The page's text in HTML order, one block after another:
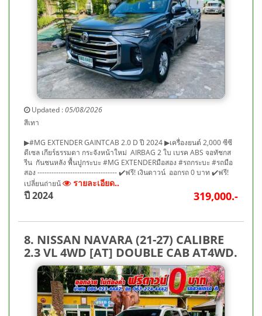
Updated :05/08/2026
สีเทา
▶#MG EXTENDER GAINTCAB 2.0 D ปี 2024 ▶เครื่องยนต์ 2,000 ซีซี
ดีเซล เกียร์ธรรมดา กระจังหน้าใหม่ AIRBAG 2 ใบ เบรค ABS จอทัชกส
รีน กันชนหลัง พื้นปูกระบะ #MG EXTENDERมือสอง #รถกระบะ #รถมือ
สอง ---------------------------------- ✔️ฟรี! เงินดาวน์ ออกรถ 0 บาท ✔️ฟรี!
เปลี่ยนถ่ายน้
รายละเอียด..
ปี 2024 319,000.-
8. NISSAN NAVARA (21-27) CALIBRE
2.3 VL 4WD [AT] DOUBLE CAB AT4WD.